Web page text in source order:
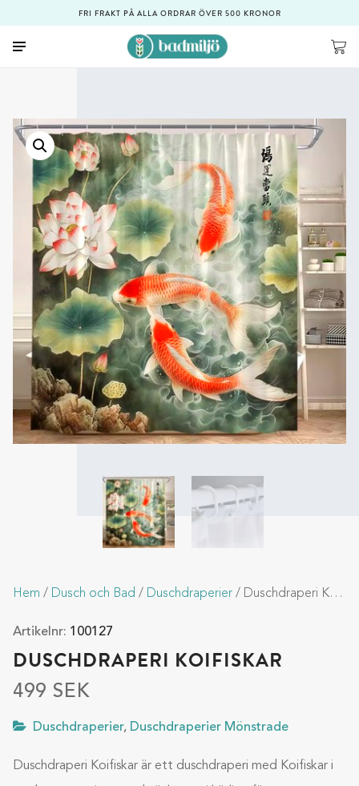
FRI FRAKT PÅ ALLA ORDRAR ÖVER 500 KRONOR
Hem / Dusch och Bad / Duschdraperier / Duschdraperi Koifiskar
Artikelnr: 100127
DUSCHDRAPERI KOIFISKAR
499 SEK
Duschdraperier, Duschdraperier Mönstrade
Duschdraperi Koifiskar är ett duschdraperi med Koifiskar i